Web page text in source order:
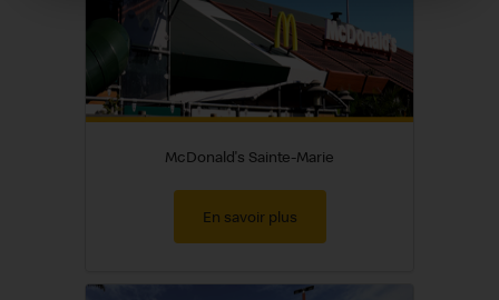
McDonald's Sainte-Marie
En savoir plus